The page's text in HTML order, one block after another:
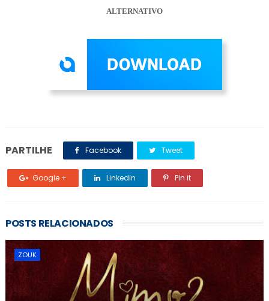
ALTERNATIVO
PARTILHE Facebook Tweet
Google + Linkedin Pin it
POSTS RELACIONADOS
ZOUK